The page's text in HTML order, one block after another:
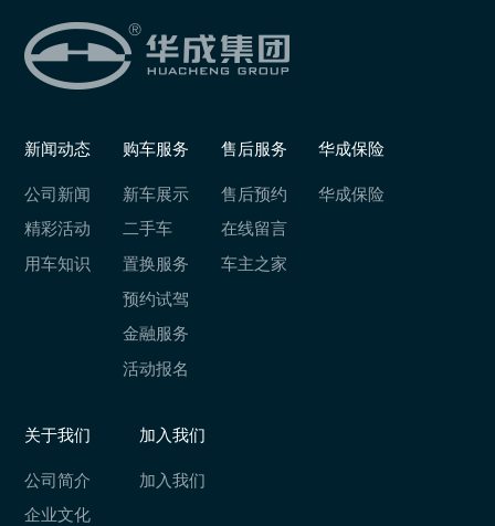
新闻动态
公司新闻
精彩活动
用车知识
购车服务
新车展示
二手车
置换服务
预约试驾
金融服务
活动报名
售后服务
售后预约
在线留言
车主之家
华成保险
华成保险
关于我们
公司简介
企业文化
加入我们
加入我们